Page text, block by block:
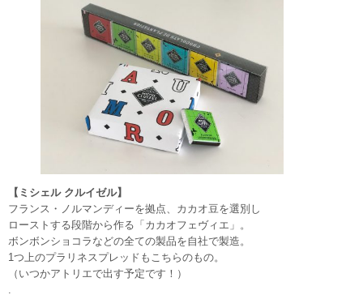
【ミシェル クルイゼル】
フランス・ノルマンディーを拠点、カカオ豆を選別し
ローストする段階から作る「カカオフェヴィエ」。
ボンボンショコラなどの全ての製品を自社で製造。
1つ上のプラリネスプレッドもこちらのもの。
（いつかアトリエで出す予定です！）
.